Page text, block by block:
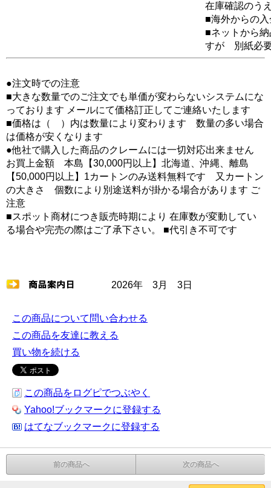
在庫確認のう
■海外からの
■ネットから
すが 別紙必
●注文時での注意
■大きな数量でのご注文でも単価が変わらないシステムにな
っております メールにて価格訂正してご連絡いたします
■価格は（ ）内は数量により変わります 数量の多い場合
は価格が安くなります
●他社で購入した商品のクレームには一切対応出来ません
お買上金額 本島【30,000円以上】北海道、沖縄、離島
【50,000円以上】1カートンのみ送料無料です 又カートン
の大きさ 個数により別途送料が掛かる場合があります ご
注意
■スポット商材につき販売時期により 在庫数が変動してい
る場合や完売の際はご了承下さい。 ■代引き不可です
2026年 3月 3日
この商品について問い合わせる
この商品を友達に教える
買い物を続ける
この商品をログピでつぶやく
Yahoo!ブックマークに登録する
はてなブックマークに登録する
前の商品へ 次の商品へ